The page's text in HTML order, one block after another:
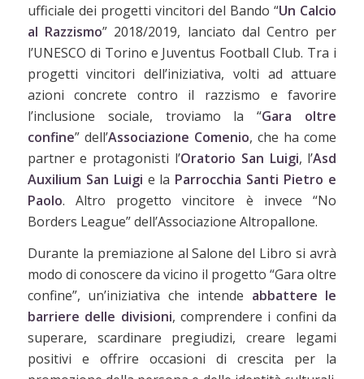
ufficiale dei progetti vincitori del Bando “Un Calcio
al Razzismo” 2018/2019, lanciato dal Centro per
l’UNESCO di Torino e Juventus Football Club. Tra i
progetti vincitori dell’iniziativa, volti ad attuare
azioni concrete contro il razzismo e favorire
l’inclusione sociale, troviamo la “Gara oltre
confine” dell’Associazione Comenio, che ha come
partner e protagonisti l’Oratorio San Luigi, l’Asd
Auxilium San Luigi e la Parrocchia Santi Pietro e
Paolo. Altro progetto vincitore è invece “No
Borders League” dell’Associazione Altropallone.
Durante la premiazione al Salone del Libro si avrà
modo di conoscere da vicino il progetto “Gara oltre
confine”, un’iniziativa che intende abbattere le
barriere delle divisioni, comprendere i confini da
superare, scardinare pregiudizi, creare legami
positivi e offrire occasioni di crescita per la